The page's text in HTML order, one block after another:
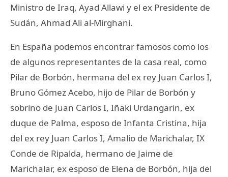
Ministro de Iraq, Ayad Allawi y el ex Presidente de
Sudán, Ahmad Ali al-Mirghani.
En España podemos encontrar famosos como los
de algunos representantes de la casa real, como
Pilar de Borbón, hermana del ex rey Juan Carlos I,
Bruno Gómez Acebo, hijo de Pilar de Borbón y
sobrino de Juan Carlos I, Iñaki Urdangarin, ex
duque de Palma, esposo de Infanta Cristina, hija
del ex rey Juan Carlos I, Amalio de Marichalar, IX
Conde de Ripalda, hermano de Jaime de
Marichalar, ex esposo de Elena de Borbón, hija del